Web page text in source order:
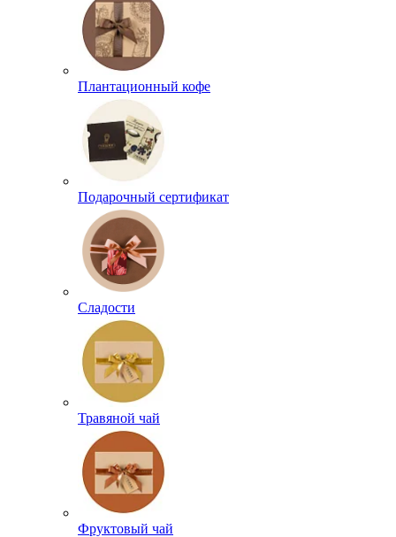
Плантационный кофе
Подарочный сертификат
Сладости
Травяной чай
Фруктовый чай